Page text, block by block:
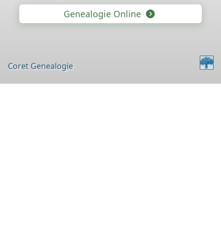
Genealogie Online
Coret Genealogie